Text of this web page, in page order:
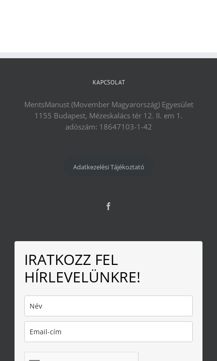
KAPCSOLAT
MentsManust (Movember Magyarország) Egyesület
1155 Budapest, Mézeskalács tér 12. II. em 1.
adószám: 18647103-1-42
Adatkezelési Tájékoztató
IRATKOZZ FEL
HÍRLEVELÜNKRE!